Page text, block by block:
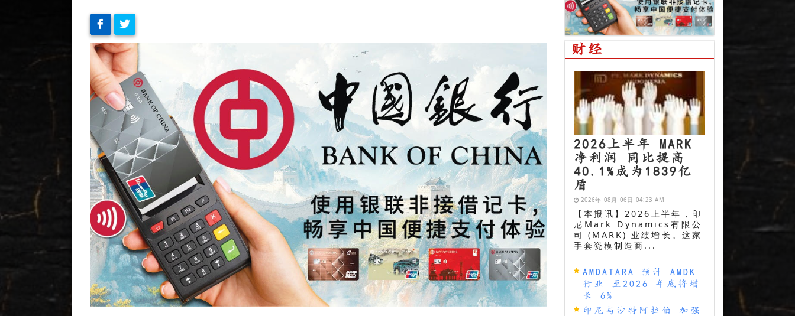
财经
2026上半年 MARK
净利润 同比提高
40.1%成为1839亿
盾
2026年 08月 06日 04:23 AM
【本报讯】2026上半年，印
尼Mark Dynamics有限公
司 (MARK) 业绩增长。这家
手套瓷模制造商...
AMDATARA 预计 AMDK
行业 至2026 年底将增
长 6%
印尼与沙特阿拉伯 加强